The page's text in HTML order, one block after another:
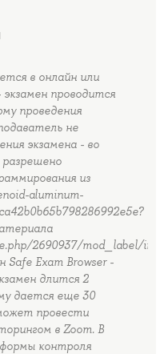
в онлайн или
проводится
проведения
не
экзамена - во
разрешено
из
aluminum-
2690937/mod_label/
Exam Browser -
длится 2
дается еще 30
провести
в Zoom. В
контроля